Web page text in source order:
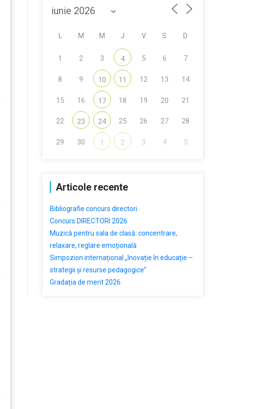
M M J V S D
1 2 3 4 5 6 7
8 9 10 11 12 13 14
15 16 17 18 19 20 21
22 23 24 25 26 27 28
29 30 1 2 3 4 5
Articole recente
Bibliografie concurs directori
Concurs DIRECTORI 2026
Muzică pentru sala de clasă: concentrare,
relaxare, reglare emoțională
Simpozion internațional „Inovație în educație –
strategii și resurse pedagogice”
Gradația de merit 2026